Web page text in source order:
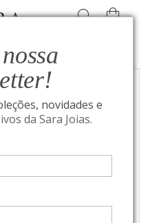
novidades e
da Sara Joias.